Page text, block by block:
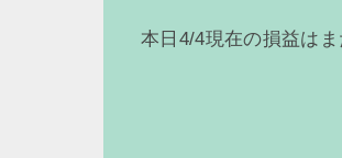
本日4/4現在の損益は